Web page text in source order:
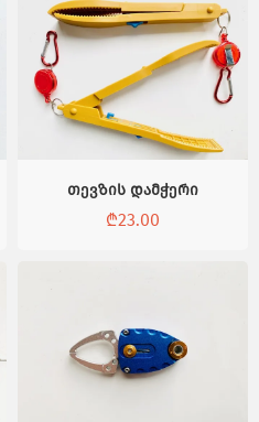
თევზის დამჭერი
₾23.00